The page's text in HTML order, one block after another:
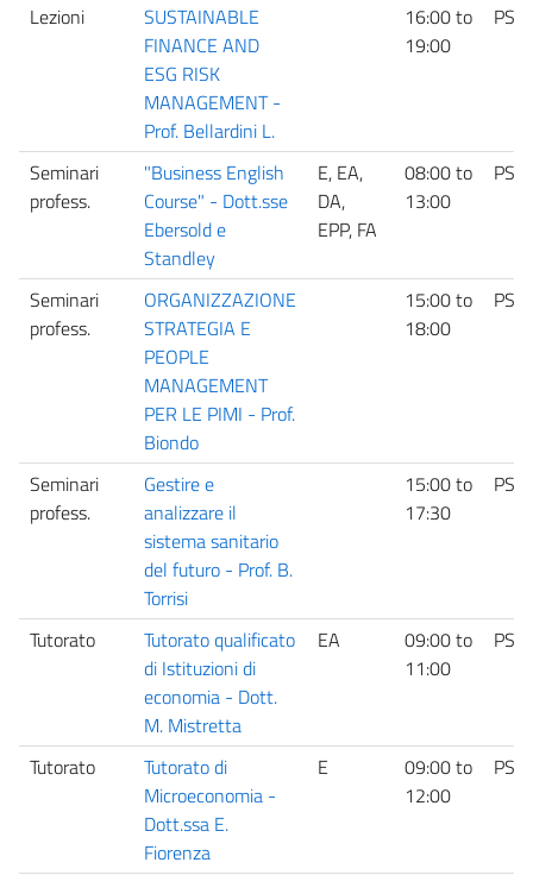
Lezioni
SUSTAINABLE
FINANCE AND
ESG RISK
MANAGEMENT -
Prof. Bellardini L.
16:00to
19:00
PS
Seminari
profess.
"Business English
Course" - Dott.sse
Ebersold e
Standley
E, EA,
DA,
EPP, FA
08:00to
13:00
PS
Seminari
profess.
ORGANIZZAZIONE
STRATEGIA E
PEOPLE
MANAGEMENT
PER LE PIMI - Prof.
Biondo
15:00to
18:00
PS
Seminari
profess.
Gestire e
analizzare il
sistema sanitario
del futuro - Prof. B.
Torrisi
15:00to
17:30
PS
Tutorato
Tutorato qualificato
di Istituzioni di
economia - Dott.
M. Mistretta
EA 09:00to
11:00
PS
Tutorato
Tutorato di
Microeconomia -
Dott.ssa E.
Fiorenza
E 09:00to
12:00
PS